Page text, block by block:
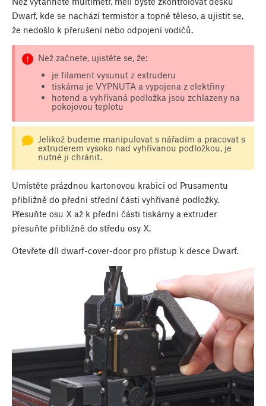
Dwarf, kde se nachází termistor a topné těleso, a ujistit se,
že nedošlo k přerušení nebo odpojení vodičů.
Než začnete, ujistěte se, že:
je filament vysunut z extruderu
tiskárna je VYPNUTA a vypojena z elektřiny
hotend a vyhřívaná podložka jsou zchlazeny na
pokojovou teplotu
Jelikož budeme manipulovat s nářadím a pracovat s
extruderem vysoko nad vyhřívanou podložkou, je
nutné ji chránit.
Umístěte prázdnou kartonovou krabici od Prusamentu
přibližně do přední střední části vyhřívané podložky.
Přesuňte osu X až k přední části tiskárny a extruder
přesuňte přibližně do středu osy X.
Otevřete díl dwarf-cover-door pro přístup k desce Dwarf.